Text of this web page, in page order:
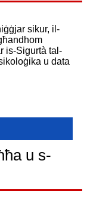
sikur, il-
is-Sigurtà tal-
u data
u s-